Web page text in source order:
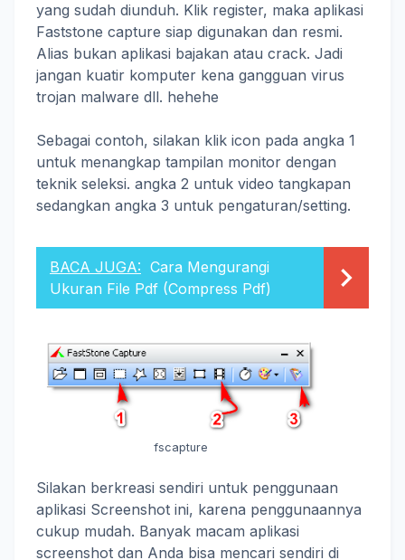
yang sudah diunduh. Klik register, maka aplikasi
Faststone capture siap digunakan dan resmi.
Alias bukan aplikasi bajakan atau crack. Jadi
jangan kuatir komputer kena gangguan virus
trojan malware dll. hehehe
Sebagai contoh, silakan klik icon pada angka 1
untuk menangkap tampilan monitor dengan
teknik seleksi. angka 2 untuk video tangkapan
sedangkan angka 3 untuk pengaturan/setting.
BACA JUGA: Cara Mengurangi
Ukuran File Pdf (Compress Pdf)
fscapture
Silakan berkreasi sendiri untuk penggunaan
aplikasi Screenshot ini, karena penggunaannya
cukup mudah. Banyak macam aplikasi
screenshot dan Anda bisa mencari sendiri di